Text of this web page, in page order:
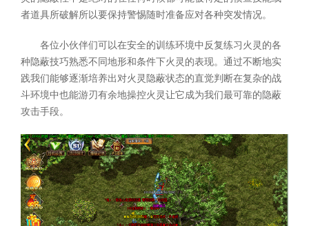
者道具所破解所以要保持警惕随时准备应对各种突发情况。
各位小伙伴们可以在安全的训练环境中反复练习火灵的各
种隐蔽技巧熟悉不同地形和条件下火灵的表现。通过不断地实
践我们能够逐渐培养出对火灵隐蔽状态的直觉判断在复杂的战
斗环境中也能游刃有余地操控火灵让它成为我们最可靠的隐蔽
攻击手段。